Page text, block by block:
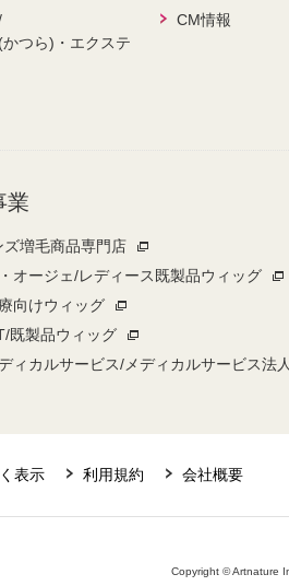
つら)・エクステ
CM情報
業
ズ増毛商品専門店
オージェ/レディース既製品ウィッグ
向けウィッグ
既製品ウィッグ
ィカルサービス/メディカルサービス法人
表示 利用規約 会社概要
Copyright © Artnature